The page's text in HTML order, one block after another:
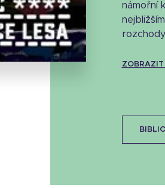
Stáhnout
33.8 KB
námořní
ZOBRAZIT